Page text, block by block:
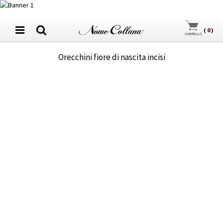
( 0)
Orecchini fiore di nascita incisi